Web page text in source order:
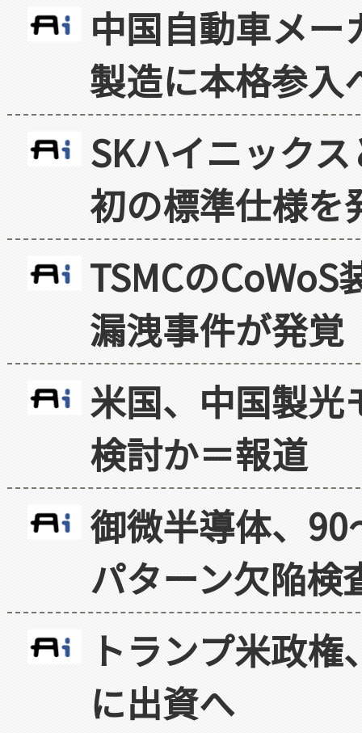
中国自動車メ
製造に本格参入
SKハイニック
初の標準仕様を
TSMCの
漏洩事件が発覚
米国、中国製光
検討か＝報道
御微半導体、
パターン欠陥検
トランプ米政
に出資へ